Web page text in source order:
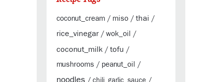
coconut_cream / miso / thai /
rice_vinegar/ wok_oil /
coconut_milk / tofu /
mushrooms / peanut_oil /
noodles / chili_garlic_sauce /